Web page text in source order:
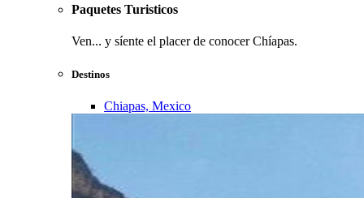
Paquetes Turisticos
Ven... y síente el placer de conocer Chíapas.
Destinos
Chiapas, Mexico